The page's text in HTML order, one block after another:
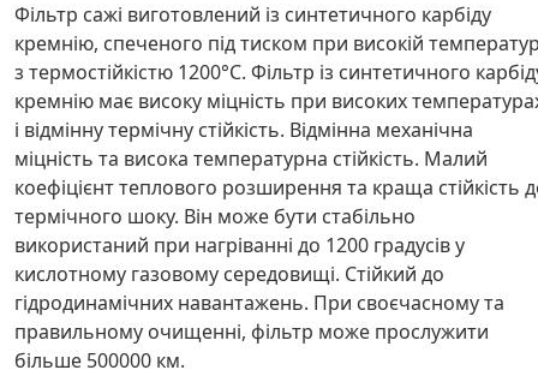
Фільтр сажі виготовлений із синтетичного карбіду
кремнію, спеченого під тиском при високій
з термостійкістю 1200°С. Фільтр із синтетичного
кремнію має високу міцність при високих
і відмінну термічну стійкість. Відмінна механічна
міцність та висока температурна стійкість. Малий
коефіцієнт теплового розширення та краща стійкість
термічного шоку. Він може бути стабільно
використаний при нагріванні до 1200 градусів у
кислотному газовому середовищі. Стійкий до
гідродинамічних навантажень. При своєчасному та
правильному очищенні, фільтр може прослужити
більше 500000 км.